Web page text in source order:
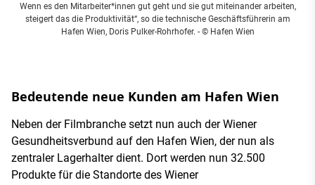
Wenn es den Mitarbeiter*innen gut geht und sie gut miteinander arbeiten,
steigert das die Produktivität“, so die technische Geschäftsführerin am
Hafen Wien, Doris Pulker-Rohrhofer. - © Hafen Wien
Bedeutende neue Kunden am Hafen Wien
Neben der Filmbranche setzt nun auch der Wiener
Gesundheitsverbund auf den Hafen Wien, der nun als
zentraler Lagerhalter dient. Dort werden nun 32.500
Produkte für die Standorte des Wiener